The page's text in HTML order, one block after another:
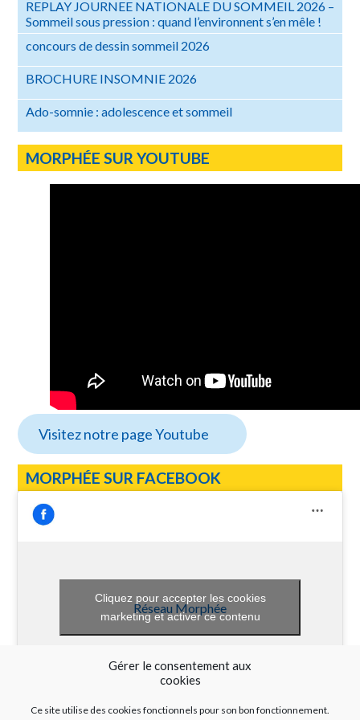
Gérer le consentement aux
cookies
Ce site utilise des cookies fonctionnels pour son bon fonctionnement.
REPLAY JOURNEE NATIONALE DU SOMMEIL 2026 –
Sommeil sous pression : quand l’environnent s’en mêle !
concours de dessin sommeil 2026
BROCHURE INSOMNIE 2026
Ado-somnie : adolescence et sommeil
MORPHÉE SUR YOUTUBE
Visitez notre page Youtube
MORPHÉE SUR FACEBOOK
Réseau Morphée
Cliquez pour accepter les cookies
marketing et activer ce contenu